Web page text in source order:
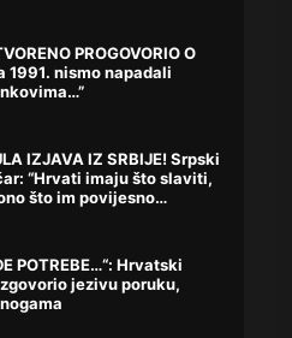
PROGOVORIO O
1991. nismo napadali
IZJAVA IZ SRBIJE! Srpski
“Hrvati imaju što slaviti,
što im povijesno
POTREBE…“: Hrvatski
jezivu poruku,